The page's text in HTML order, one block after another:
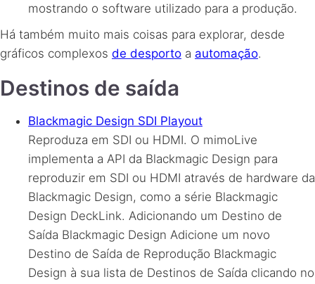
mostrando o software utilizado para a produção.
Há também muito mais coisas para explorar, desde
gráficos complexos de desporto a automação.
Destinos de saída
Blackmagic Design SDI Playout
Reproduza em SDI ou HDMI. O mimoLive
implementa a API da Blackmagic Design para
reproduzir em SDI ou HDMI através de hardware da
Blackmagic Design, como a série Blackmagic
Design DeckLink. Adicionando um Destino de
Saída Blackmagic Design Adicione um novo
Destino de Saída de Reprodução Blackmagic
Design à sua lista de Destinos de Saída clicando no